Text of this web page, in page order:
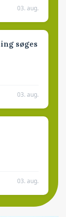
03. aug.
søges
03. aug.
03. aug.